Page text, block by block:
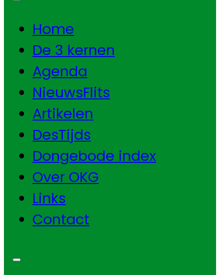
Home
De 3 kernen
Agenda
NieuwsFlits
Artikelen
DesTijds
Dongebode index
Over OKG
Links
Contact